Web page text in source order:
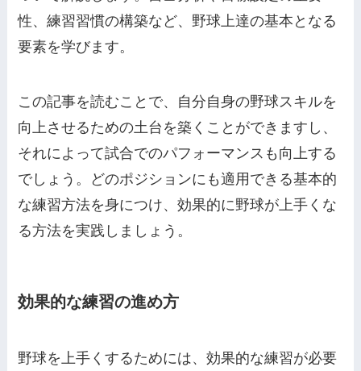
性、練習習慣の構築など、野球上達の基本となる
要素を学びます。
この記事を読むことで、自分自身の野球スキルを
向上させるための土台を築くことができますし、
それによって試合でのパフォーマンスも向上する
でしょう。どのポジションにも適用できる基本的
な練習方法を身につけ、効果的に野球が上手くな
る方法を実践しましょう。
効果的な練習の進め方
野球を上手くするためには、効果的な練習が必要